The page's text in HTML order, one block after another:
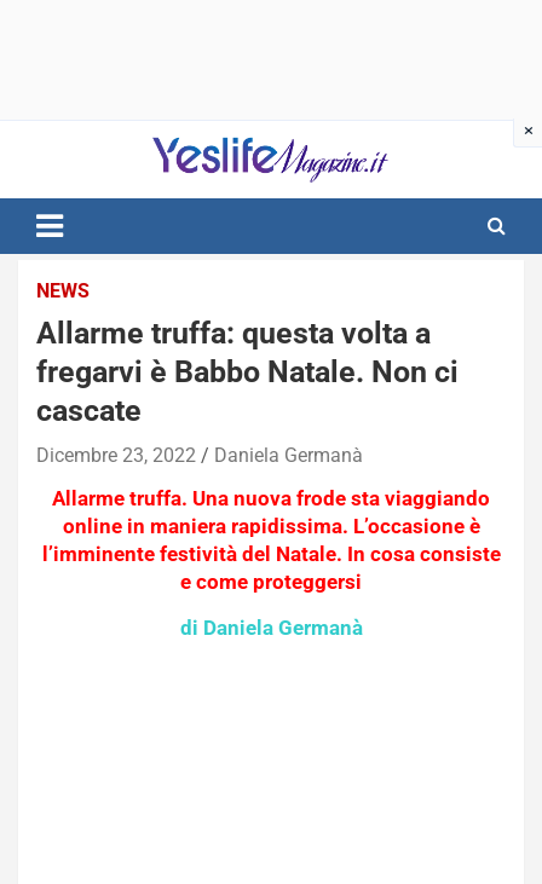
notizie di intrattenimento
NEWS
Allarme truffa: questa volta a
fregarvi è Babbo Natale. Non ci
cascate
Dicembre 23, 2022 Daniela Germanà
Allarme truffa. Una nuova frode sta viaggiando
online in maniera rapidissima. L’occasione è
l’imminente festività del Natale. In cosa consiste
e come proteggersi
di Daniela Germanà